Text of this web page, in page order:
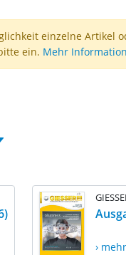
einzelne Artikel
ein. Mehr
›